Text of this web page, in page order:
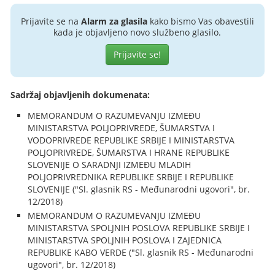
Prijavite se na Alarm za glasilakako bismo Vas obavestili
kada je objavljeno novo službeno glasilo.
Prijavite se!
Sadržaj objavljenih dokumenata:
MEMORANDUM O RAZUMEVANJU IZMEĐU
MINISTARSTVA POLJOPRIVREDE, ŠUMARSTVA I
VODOPRIVREDE REPUBLIKE SRBIJE I MINISTARSTVA
POLJOPRIVREDE, ŠUMARSTVA I HRANE REPUBLIKE
SLOVENIJE O SARADNJI IZMEĐU MLADIH
POLJOPRIVREDNIKA REPUBLIKE SRBIJE I REPUBLIKE
SLOVENIJE ("Sl. glasnik RS - Međunarodni ugovori", br.
12/2018)
MEMORANDUM O RAZUMEVANJU IZMEĐU
MINISTARSTVA SPOLJNIH POSLOVA REPUBLIKE SRBIJE I
MINISTARSTVA SPOLJNIH POSLOVA I ZAJEDNICA
REPUBLIKE KABO VERDE ("Sl. glasnik RS - Međunarodni
ugovori", br. 12/2018)